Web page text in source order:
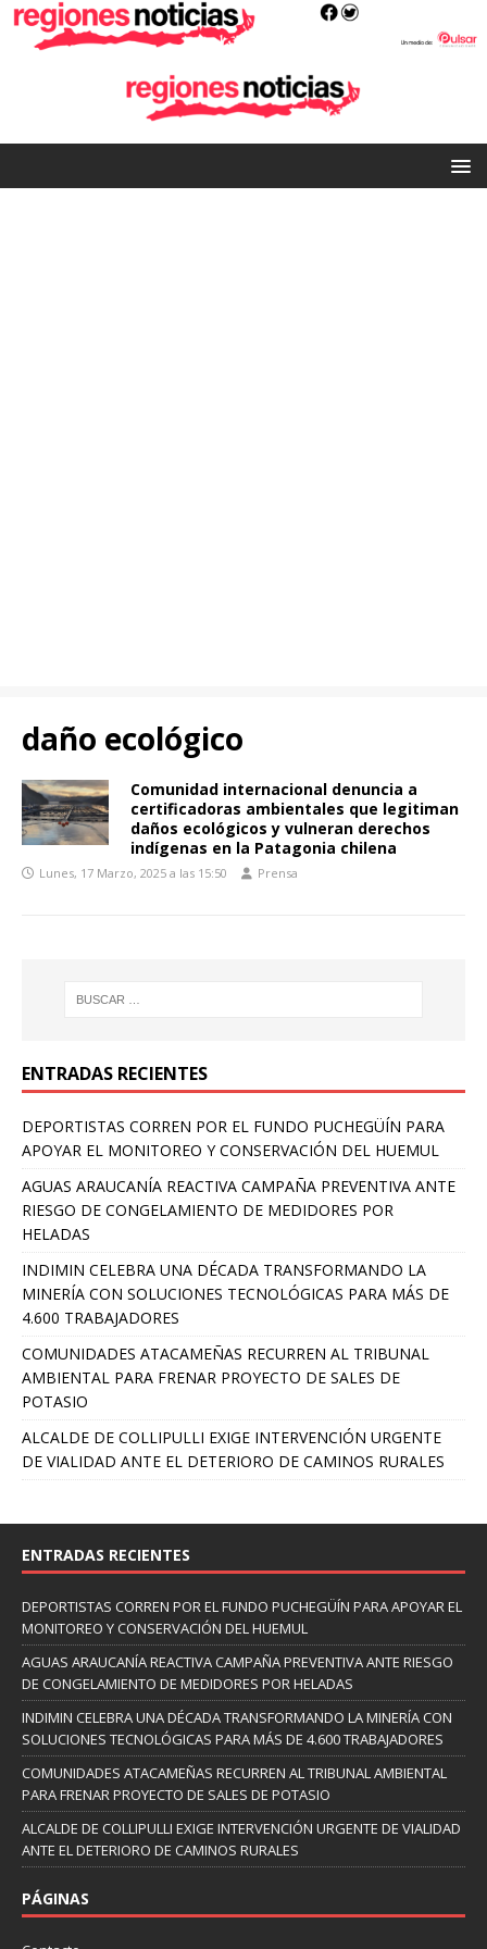
daño ecológico
Comunidad internacional denuncia a
certificadoras ambientales que legitiman
daños ecológicos y vulneran derechos
indígenas en la Patagonia chilena
Lunes, 17 Marzo, 2025 a las 15:50 Prensa
ENTRADAS RECIENTES
DEPORTISTAS CORREN POR EL FUNDO PUCHEGÜÍN PARA
APOYAR EL MONITOREO Y CONSERVACIÓN DEL HUEMUL
AGUAS ARAUCANÍA REACTIVA CAMPAÑA PREVENTIVA ANTE
RIESGO DE CONGELAMIENTO DE MEDIDORES POR
HELADAS
INDIMIN CELEBRA UNA DÉCADA TRANSFORMANDO LA
MINERÍA CON SOLUCIONES TECNOLÓGICAS PARA MÁS DE
4.600 TRABAJADORES
COMUNIDADES ATACAMEÑAS RECURREN AL TRIBUNAL
AMBIENTAL PARA FRENAR PROYECTO DE SALES DE
POTASIO
ALCALDE DE COLLIPULLI EXIGE INTERVENCIÓN URGENTE
DE VIALIDAD ANTE EL DETERIORO DE CAMINOS RURALES
ENTRADAS RECIENTES
DEPORTISTAS CORREN POR EL FUNDO PUCHEGÜÍN PARA APOYAR EL
MONITOREO Y CONSERVACIÓN DEL HUEMUL
AGUAS ARAUCANÍA REACTIVA CAMPAÑA PREVENTIVA ANTE RIESGO
DE CONGELAMIENTO DE MEDIDORES POR HELADAS
INDIMIN CELEBRA UNA DÉCADA TRANSFORMANDO LA MINERÍA CON
SOLUCIONES TECNOLÓGICAS PARA MÁS DE 4.600 TRABAJADORES
COMUNIDADES ATACAMEÑAS RECURREN AL TRIBUNAL AMBIENTAL
PARA FRENAR PROYECTO DE SALES DE POTASIO
ALCALDE DE COLLIPULLI EXIGE INTERVENCIÓN URGENTE DE VIALIDAD
ANTE EL DETERIORO DE CAMINOS RURALES
PÁGINAS